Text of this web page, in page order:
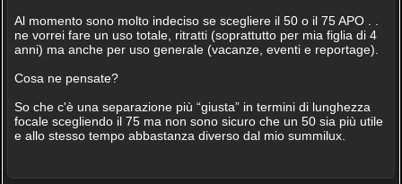
Al momento sono molto indeciso se scegliere il 50 o il 75 APO . .
ne vorrei fare un uso totale, ritratti (soprattutto per mia figlia di 4
anni) ma anche per uso generale (vacanze, eventi e reportage).
Cosa ne pensate?
So che c'è una separazione più “giusta” in termini di lunghezza
focale scegliendo il 75 ma non sono sicuro che un 50 sia più utile
e allo stesso tempo abbastanza diverso dal mio summilux.